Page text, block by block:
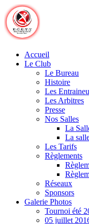
Skip
to
content
Accueil
Le Club
Le Bureau
Histoire
Les
Les Arbitres
Presse
Nos Salles
La
La
Les Tarifs
Règlements
Réseaux
Sponsors
Galerie Photos
Tournoi été
05 juillet